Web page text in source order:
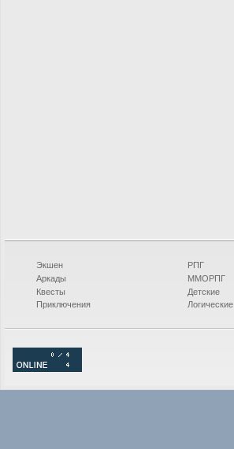
Экшен
Аркады
Квесты
Приключения
РПГ
ММОРПГ
Детские
Логические